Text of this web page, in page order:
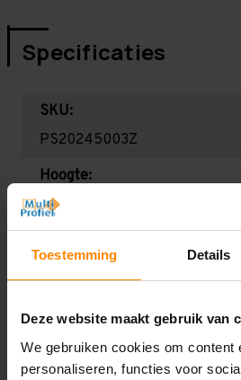
Toestemming Details
Deze website maakt gebruik van
We gebruiken cookies om content
personaliseren, functies voor
Specificaties
SKU:
PS20245003Z
Hoogte:
2.000 mm
Liggerlengte: